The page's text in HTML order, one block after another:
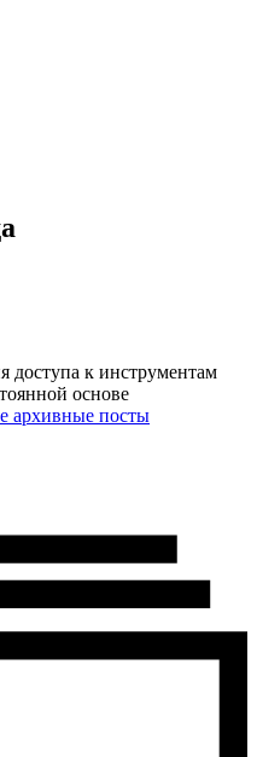
доступа к инструментам
основе
архивные посты